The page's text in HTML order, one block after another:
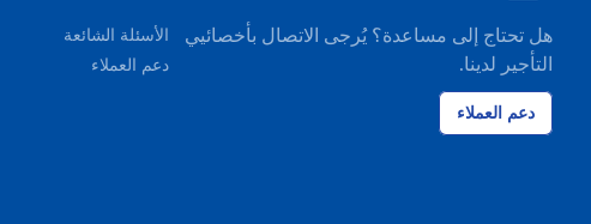
هل تحتاج إلى مساعدة؟ يُرجى الاتصال بأخصائيي
التأجير لدينا.
دعم العملاء
الأسئلة الشائعة
دعم العملاء